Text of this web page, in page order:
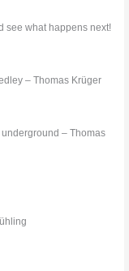
see what happens next!
– Thomas Krüger
– Thomas